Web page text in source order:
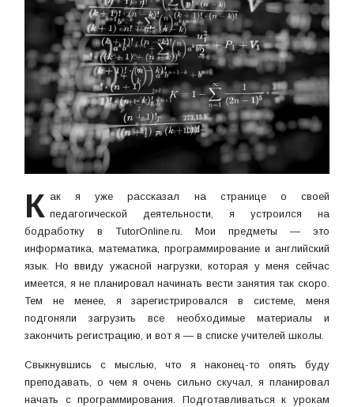
К ак я уже рассказал на странице о своей
педагогической деятельности, я устроился на
бодработку в TutorOnline.ru. Мои предметы — это
информатика, математика, программирование и английский
язык. Но ввиду ужасной нагрузки, которая у меня сейчас
имеется, я не планировал начинать вести занятия так скоро.
Тем не менее, я зарегистрировался в системе, меня
подгоняли загрузить все необходимые материалы и
закончить регистрацию, и вот я — в списке учителей школы.
Свыкнувшись с мыслью, что я наконец-то опять буду
преподавать, о чем я очень сильно скучал, я планировал
начать с программирования. Подготавливаться к урокам